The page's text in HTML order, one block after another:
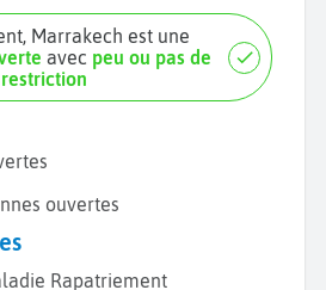
avec peu ou pas de
restriction
ouvertes
Rapatriement